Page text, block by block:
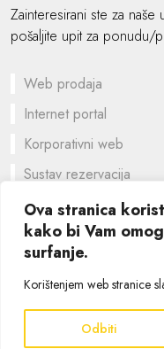
Ova stranica
kako bi Vam
surfanje.
Korištenjem web stranice
Odbiti
Zainteresirani ste za
pošaljite upit za ponudu/
Web prodaja
Internet portal
Korporativni web
Sustav rezervacija
Prilagođeno rješenje
Grafički dizajn